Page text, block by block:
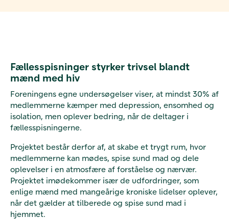
Fællesspisninger styrker trivsel blandt
mænd med hiv
Foreningens egne undersøgelser viser, at mindst 30% af
medlemmerne kæmper med depression, ensomhed og
isolation, men oplever bedring, når de deltager i
fællesspisningerne.
Projektet består derfor af, at skabe et trygt rum, hvor
medlemmerne kan mødes, spise sund mad og dele
oplevelser i en atmosfære af forståelse og nærvær.
Projektet imødekommer især de udfordringer, som
enlige mænd med mangeårige kroniske lidelser oplever,
når det gælder at tilberede og spise sund mad i
hjemmet.